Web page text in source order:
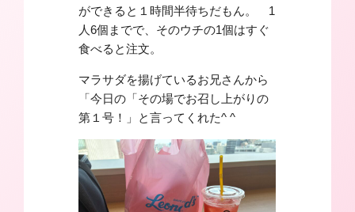
ができると１時間半待ちだもん。 1
人6個までで、そのウチの1個はすぐ
食べると注文。
マラサダを揚げているお兄さんから
「今日の「その場でお召し上がりの
第１号！」と言ってくれた^ ^